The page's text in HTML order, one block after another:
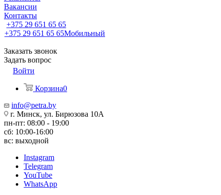
Вакансии
Контакты
+375 29 651 65 65
+375 29 651 65 65Мобильный
Заказать звонок
Задать вопрос
Войти
Корзина0
info@petra.by
г. Минск, ул. Бирюзова 10А
пн-пт: 08:00 - 19:00
сб: 10:00-16:00
вс: выходной
Instagram
Telegram
YouTube
WhatsApp